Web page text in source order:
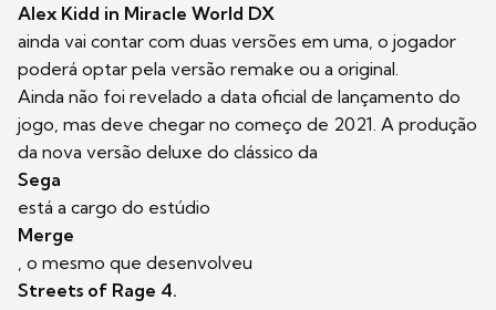
Alex Kidd in Miracle World DX
ainda vai contar com duas versões em uma, o jogador
poderá optar pela versão remake ou a original.
Ainda não foi revelado a data oficial de lançamento do
jogo, mas deve chegar no começo de 2021. A produção
da nova versão deluxe do clássico da
Sega
está a cargo do estúdio
Merge
, o mesmo que desenvolveu
Streets of Rage 4.